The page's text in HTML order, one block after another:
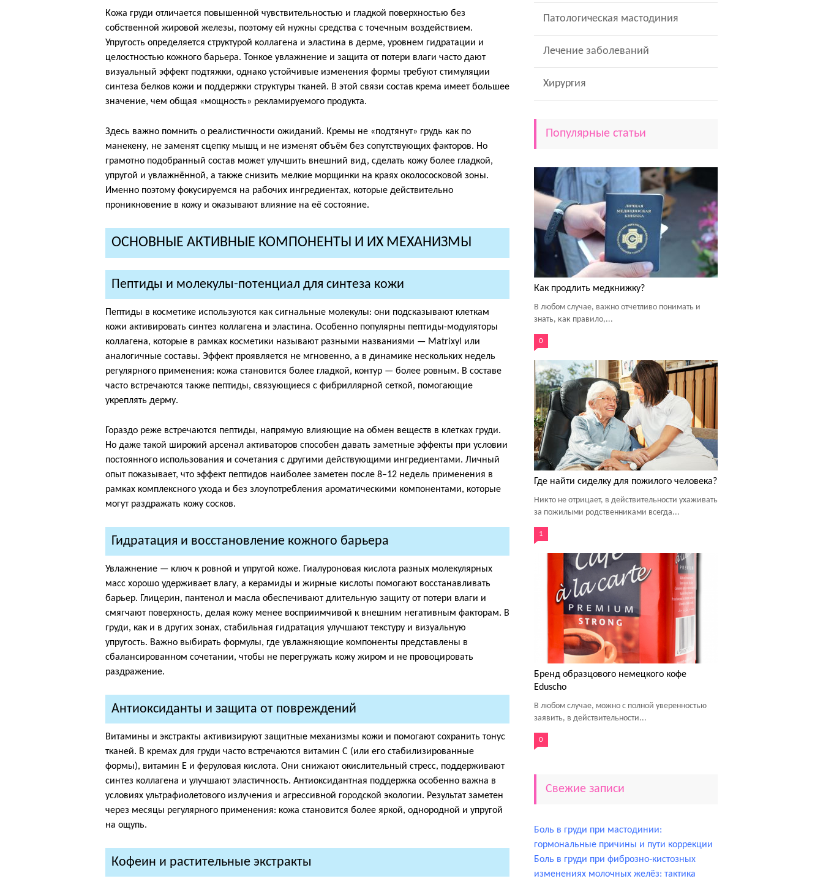
Кожа груди отличается повышенной чувствительностью и гладкой поверхностью без
собственной жировой железы, поэтому ей нужны средства с точечным воздействием.
Упругость определяется структурой коллагена и эластина в дерме, уровнем гидратации и
целостностью кожного барьера. Тонкое увлажнение и защита от потери влаги часто дают
визуальный эффект подтяжки, однако устойчивые изменения формы требуют стимуляции
синтеза белков кожи и поддержки структуры тканей. В этой связи состав крема имеет большее
значение, чем общая «мощность» рекламируемого продукта.
Здесь важно помнить о реалистичности ожиданий. Кремы не «подтянут» грудь как по
манекену, не заменят сцепку мышц и не изменят объём без сопутствующих факторов. Но
грамотно подобранный состав может улучшить внешний вид, сделать кожу более гладкой,
упругой и увлажнённой, а также снизить мелкие морщинки на краях околососковой зоны.
Именно поэтому фокусируемся на рабочих ингредиентах, которые действительно
проникновение в кожу и оказывают влияние на её состояние.
ОСНОВНЫЕ АКТИВНЫЕ КОМПОНЕНТЫ И ИХ МЕХАНИЗМЫ
Пептиды и молекулы-потенциал для синтеза кожи
Пептиды в косметике используются как сигнальные молекулы: они подсказывают клеткам
кожи активировать синтез коллагена и эластина. Особенно популярны пептиды-модуляторы
коллагена, которые в рамках косметики называют разными названиями — Matrixyl или
аналогичные составы. Эффект проявляется не мгновенно, а в динамике нескольких недель
регулярного применения: кожа становится более гладкой, контур — более ровным. В составе
часто встречаются также пептиды, связующиеся с фибриллярной сеткой, помогающие
укреплять дерму.
Гораздо реже встречаются пептиды, напрямую влияющие на обмен веществ в клетках груди.
Но даже такой широкий арсенал активаторов способен давать заметные эффекты при условии
постоянного использования и сочетания с другими действующими ингредиентами. Личный
опыт показывает, что эффект пептидов наиболее заметен после 8–12 недель применения в
рамках комплексного ухода и без злоупотребления ароматическими компонентами, которые
могут раздражать кожу сосков.
Гидратация и восстановление кожного барьера
Увлажнение — ключ к ровной и упругой коже. Гиалуроновая кислота разных молекулярных
масс хорошо удерживает влагу, а керамиды и жирные кислоты помогают восстанавливать
барьер. Глицерин, пантенол и масла обеспечивают длительную защиту от потери влаги и
смягчают поверхность, делая кожу менее восприимчивой к внешним негативным факторам. В
груди, как и в других зонах, стабильная гидратация улучшают текстуру и визуальную
упругость. Важно выбирать формулы, где увлажняющие компоненты представлены в
сбалансированном сочетании, чтобы не перегружать кожу жиром и не провоцировать
раздражение.
Антиоксиданты и защита от повреждений
Витамины и экстракты активизируют защитные механизмы кожи и помогают сохранить тонус
тканей. В кремах для груди часто встречаются витамин C (или его стабилизированные
формы), витамин E и феруловая кислота. Они снижают окислительный стресс, поддерживают
синтез коллагена и улучшают эластичность. Антиоксидантная поддержка особенно важна в
условиях ультрафиолетового излучения и агрессивной городской экологии. Результат заметен
через месяцы регулярного применения: кожа становится более яркой, однородной и упругой
на ощупь.
Кофеин и растительные экстракты
Патологическая мастодиния
Лечение заболеваний
Хирургия
Популярные статьи
Как продлить медкнижку?
В любом случае, важно отчетливо понимать и
знать, как правило,...
0
Где найти сиделку для пожилого человека?
Никто не отрицает, в действительности ухаживать
за пожилыми родственниками всегда...
1
Бренд образцового немецкого кофе
Eduscho
В любом случае, можно с полной уверенностью
заявить, в действительности...
0
Свежие записи
Боль в груди при мастодинии:
гормональные причины и пути коррекции
Боль в груди при фиброзно‑кистозных
изменениях молочных желёз: тактика